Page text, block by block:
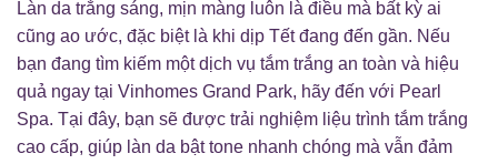
Làn da trắng sáng, mịn màng luôn là điều mà bất kỳ ai
cũng ao ước, đặc biệt là khi dịp Tết đang đến gần. Nếu
bạn đang tìm kiếm một dịch vụ tắm trắng an toàn và hiệu
quả ngay tại Vinhomes Grand Park, hãy đến với Pearl
Spa. Tại đây, bạn sẽ được trải nghiệm liệu trình tắm trắng
cao cấp, giúp làn da bật tone nhanh chóng mà vẫn đảm